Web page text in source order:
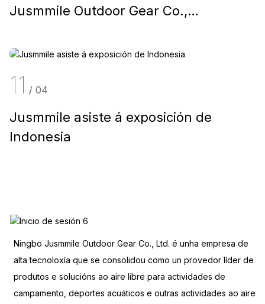
Jusmmile Outdoor Gear Co.,
11 / 04
Jusmmile asiste á exposición de
Indonesia
Ningbo Jusmmile Outdoor Gear Co., Ltd. é unha empresa de
alta tecnoloxía que se consolidou como un provedor líder de
produtos e solucións ao aire libre para actividades de
campamento, deportes acuáticos e outras actividades ao aire